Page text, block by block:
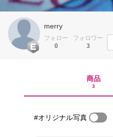
merry
フォロー
0
フォロワー
3
商品
3
#オリジナル写真